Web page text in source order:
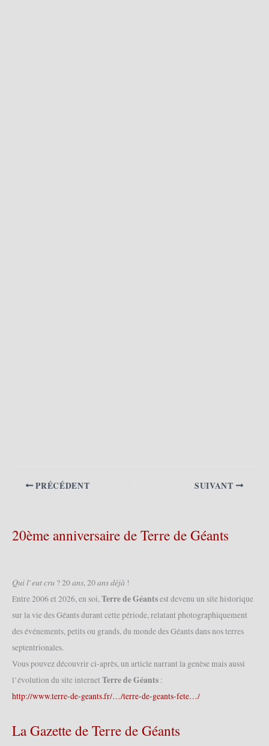
PRÉCÉDENT SUIVANT
20ème anniversaire de Terre de Géants
𝑄𝑢𝑖 𝑙’𝑒𝑢𝑡 𝑐𝑟𝑢 ? 20 𝑎𝑛𝑠, 20 𝑎𝑛𝑠 𝑑𝑒́𝑗𝑎̀ !
Entre 2006 et 2026, en soi,Terre de Géantsest devenu un site historique
sur la vie des Géants durant cette période, relatant photographiquement
des événements, petits ou grands, du monde des Géants dans nos terres
septentrionales.
Vous pouvez découvrir ci-après, un article narrant la genèse mais aussi
l’évolution du site internet Terre de Géants :
http://www.terre-de-geants.fr/…/terre-de-geants-fete…/
La Gazette de Terre de Géants